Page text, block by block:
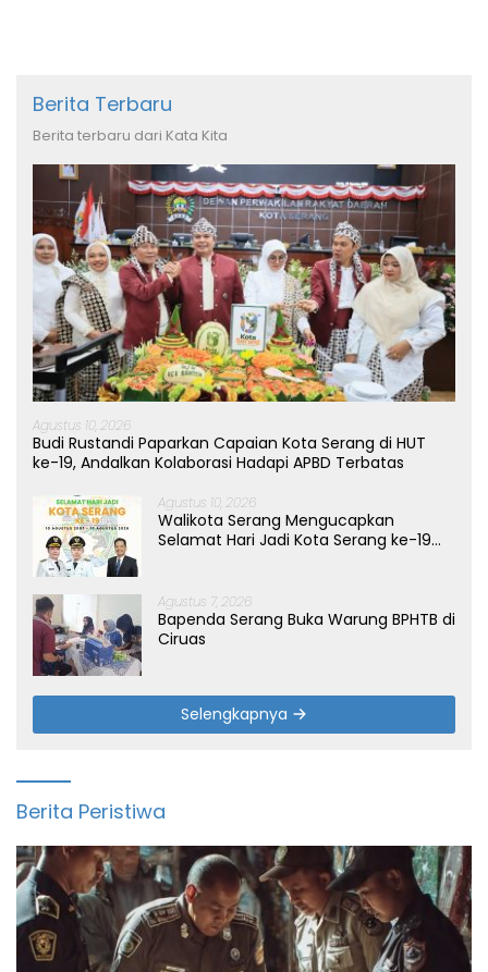
Berita Terbaru
Berita terbaru dari Kata Kita
Agustus 10, 2026
Budi Rustandi Paparkan Capaian Kota Serang di HUT
ke-19, Andalkan Kolaborasi Hadapi APBD Terbatas
Agustus 10, 2026
Walikota Serang Mengucapkan
Selamat Hari Jadi Kota Serang ke-19
Agustus 7, 2026
Bapenda Serang Buka Warung BPHTB di
Ciruas
Selengkapnya
Berita Peristiwa